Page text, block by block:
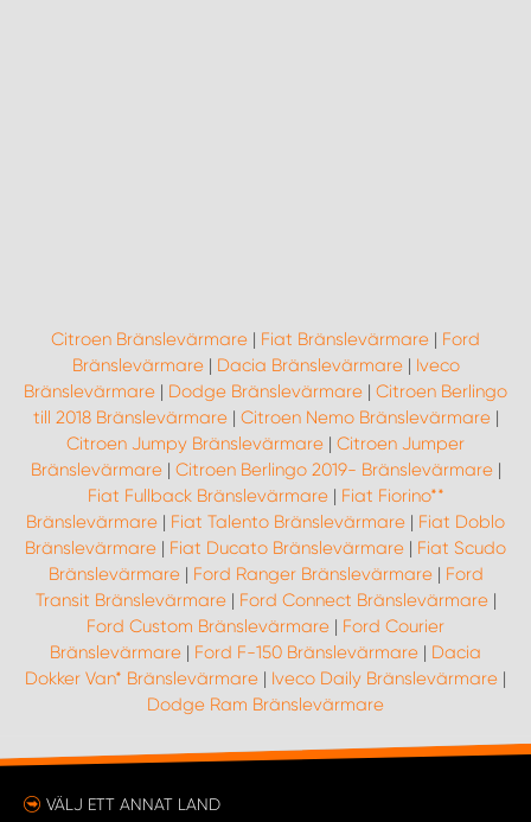
Citroen Bränslevärmare | Fiat Bränslevärmare | Ford
Bränslevärmare| Dacia Bränslevärmare| Iveco
Bränslevärmare | Dodge Bränslevärmare | Citroen Berlingo
till 2018 Bränslevärmare| Citroen Nemo Bränslevärmare|
Citroen Jumpy Bränslevärmare | Citroen Jumper
Bränslevärmare| Citroen Berlingo 2019- Bränslevärmare|
Fiat Fullback Bränslevärmare| Fiat Fiorino**
Bränslevärmare | Fiat Talento Bränslevärmare | Fiat Doblo
Bränslevärmare | Fiat Ducato Bränslevärmare | Fiat Scudo
Bränslevärmare| Ford Ranger Bränslevärmare| Ford
Transit Bränslevärmare| Ford Connect Bränslevärmare|
Ford Custom Bränslevärmare | Ford Courier
Bränslevärmare | Ford F-150 Bränslevärmare | Dacia
Dokker Van* Bränslevärmare | Iveco Daily Bränslevärmare |
Dodge Ram Bränslevärmare
VÄLJ ETT ANNAT LAND